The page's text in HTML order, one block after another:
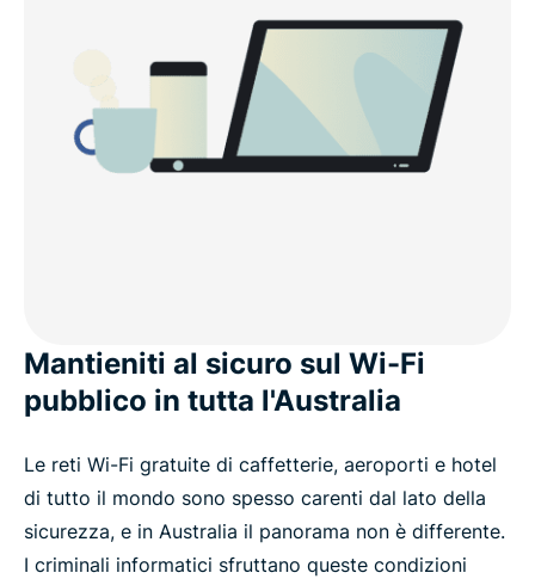
Free VPNs vs. ExpressVPN in Australia
Why choose ExpressVPN for Australia?
Connect to our Australia VPN servers in these
FAQ
ExpressVPN for all countries
Get ExpressVPN for Australia risk-free
Mantieniti al sicuro sul Wi-Fi
pubblico in tutta l'Australia
Le reti Wi-Fi gratuite di caffetterie, aeroporti e hotel
di tutto il mondo sono spesso carenti dal lato della
sicurezza, e in Australia il panorama non è differente.
I criminali informatici sfruttano queste condizioni